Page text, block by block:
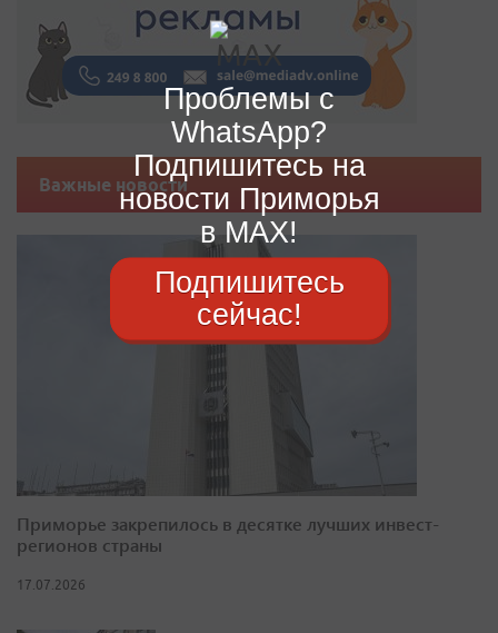
Важные новости
Приморье закрепилось в десятке лучших инвест-
регионов страны
17.07.2026
Проблемы с
WhatsApp?
Подпишитесь на
новости Приморья
в MAX!
Подпишитесь
сейчас!